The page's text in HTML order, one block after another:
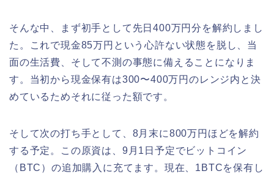
そんな中、まず初手として先日400万円分を解約しまし
た。これで現金85万円という心許ない状態を脱し、当
面の生活費、そして不測の事態に備えることになりま
す。当初から現金保有は300〜400万円のレンジ内と決
めているためそれに従った額です。
そして次の打ち手として、8月末に800万円ほどを解約
する予定。この原資は、9月1日予定でビットコイン
（BTC）の追加購入に充てます。現在、1BTCを保有し